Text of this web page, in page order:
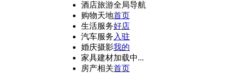
酒店旅游
购物天地
生活服务
汽车服务
婚庆摄影
家具建材
房产相关
全局导航
首页
好店
入驻
我的
加载中...
首页